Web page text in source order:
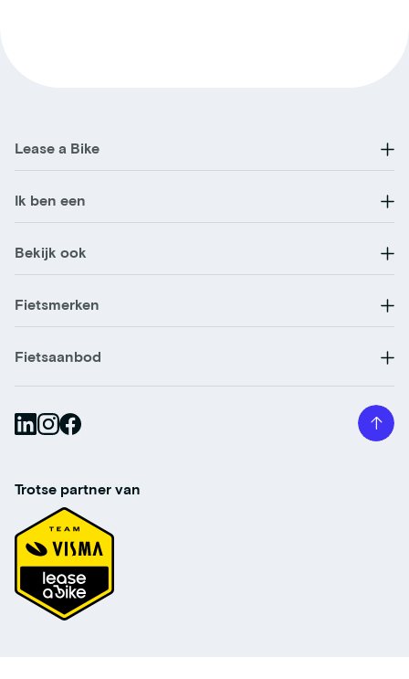
Lease a Bike
Ik ben een
Bekijk ook
Fietsmerken
Fietsaanbod
Trotse partner van